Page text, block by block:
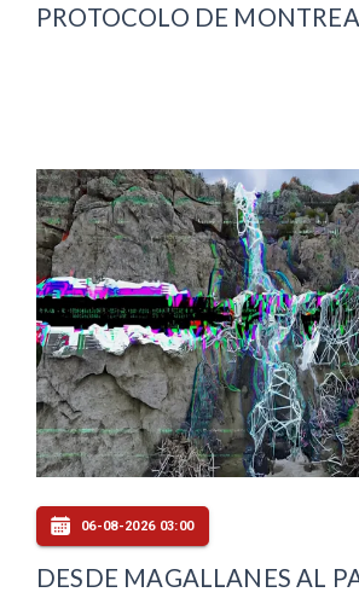
PROTOCOLO DE
06-08-2026 03:00
DESDE MAGALLANES AL